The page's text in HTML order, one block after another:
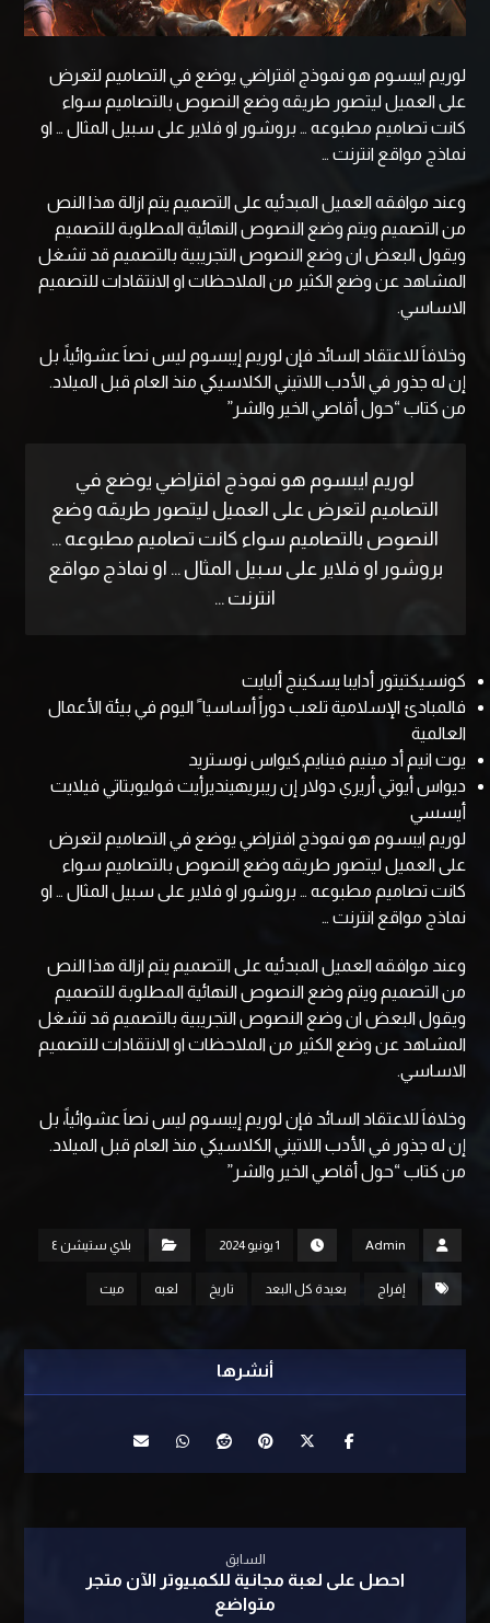
لوريم ايبسوم هو نموذج افتراضي يوضع في التصاميم لتعرض
على العميل ليتصور طريقه وضع النصوص بالتصاميم سواء
كانت تصاميم مطبوعه … بروشور او فلاير على سبيل المثال … او
نماذج مواقع انترنت …
وعند موافقه العميل المبدئيه على التصميم يتم ازالة هذا النص
من التصميم ويتم وضع النصوص النهائية المطلوبة للتصميم
ويقول البعض ان وضع النصوص التجريبية بالتصميم قد تشغل
المشاهد عن وضع الكثير من الملاحظات او الانتقادات للتصميم
الاساسي.
وخلافاَ للاعتقاد السائد فإن لوريم إيبسوم ليس نصاَ عشوائياً، بل
إن له جذور في الأدب اللاتيني الكلاسيكي منذ العام قبل الميلاد.
من كتاب “حول أقاصي الخير والشر”
لوريم ايبسوم هو نموذج افتراضي يوضع في
التصاميم لتعرض على العميل ليتصور طريقه وضع
النصوص بالتصاميم سواء كانت تصاميم مطبوعه …
بروشور او فلاير على سبيل المثال … او نماذج مواقع
انترنت …
كونسيكتيتور أدايبا يسكينج أليايت
فالمبادئ الإسلامية تلعب دوراً أساسيا ً اليوم في بيئة الأعمال
العالمية
يوت انيم أد مينيم فينايم,كيواس نوستريد
ديواس أيوتي أريري دولار إن ريبريهينديرأيت فوليوبتاتي فيلايت
أيسسي
لوريم ايبسوم هو نموذج افتراضي يوضع في التصاميم لتعرض
على العميل ليتصور طريقه وضع النصوص بالتصاميم سواء
كانت تصاميم مطبوعه … بروشور او فلاير على سبيل المثال … او
نماذج مواقع انترنت …
وعند موافقه العميل المبدئيه على التصميم يتم ازالة هذا النص
من التصميم ويتم وضع النصوص النهائية المطلوبة للتصميم
ويقول البعض ان وضع النصوص التجريبية بالتصميم قد تشغل
المشاهد عن وضع الكثير من الملاحظات او الانتقادات للتصميم
الاساسي.
وخلافاَ للاعتقاد السائد فإن لوريم إيبسوم ليس نصاَ عشوائياً، بل
إن له جذور في الأدب اللاتيني الكلاسيكي منذ العام قبل الميلاد.
من كتاب “حول أقاصي الخير والشر”
Admin 1 يونيو 2024 بلاي ستيشن ٤
إفراج بعيدة كل البعد تاريخ لعبه ميت
السابق
احصل على لعبة مجانية للكمبيوتر الآن متجر
متواضع